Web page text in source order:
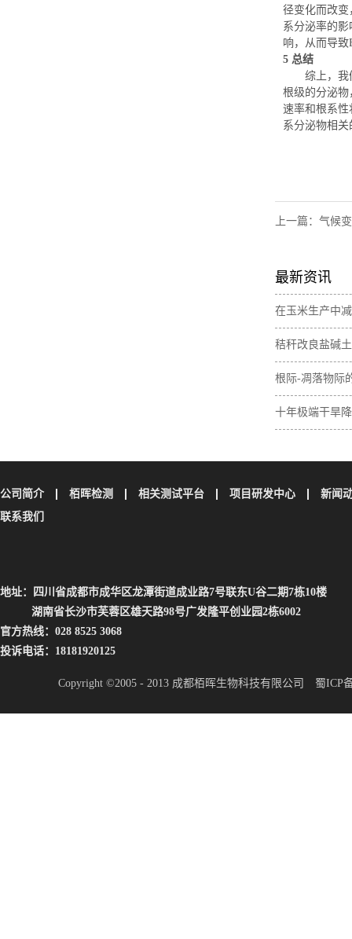
径变化而改
系分泌率的
响，从而导致
5 总结
综上，我
根级的分泌
速率和根系
系分泌物相
上一篇： 气候
最新资讯
在玉米生产中
肥间作增加土
素含量
秸秆改良盐碱
与无机碳损失
根际-凋落物际
壤碳取决于植
十年极端干旱
公司简介 栢晖检测 相关测试平台 项目研发中心
新闻
联系我们
地址：四川省成都市成华区龙潭街道成业路7号联东U谷二期7栋10楼
湖南省长沙市芙蓉区雄天路98号广发隆平创业园2栋6002
官方热线：028 8525 3068
投诉电话：18181920125
Copyright ©2005 - 2013 成都栢晖生物科技有限公司 蜀ICP